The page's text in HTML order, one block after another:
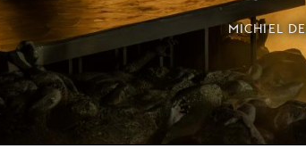
MICHIEL